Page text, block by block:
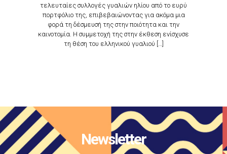
τελευταίες συλλογές γυαλιών ηλίου από το ευρύ
πορτφόλιο της, επιβεβαιώνοντας για ακόμα μια
φορά τη δέσμευσή της στην ποιότητα και την
καινοτομία. Η συμμετοχή της στην έκθεση ενίσχυσε
τη θέση του ελληνικού γυαλιού […]
Newsletter